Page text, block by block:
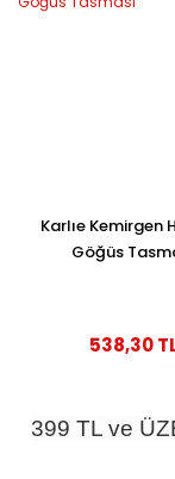
Karlıe Kemirgen
Göğüs
538,30
399 TL ve